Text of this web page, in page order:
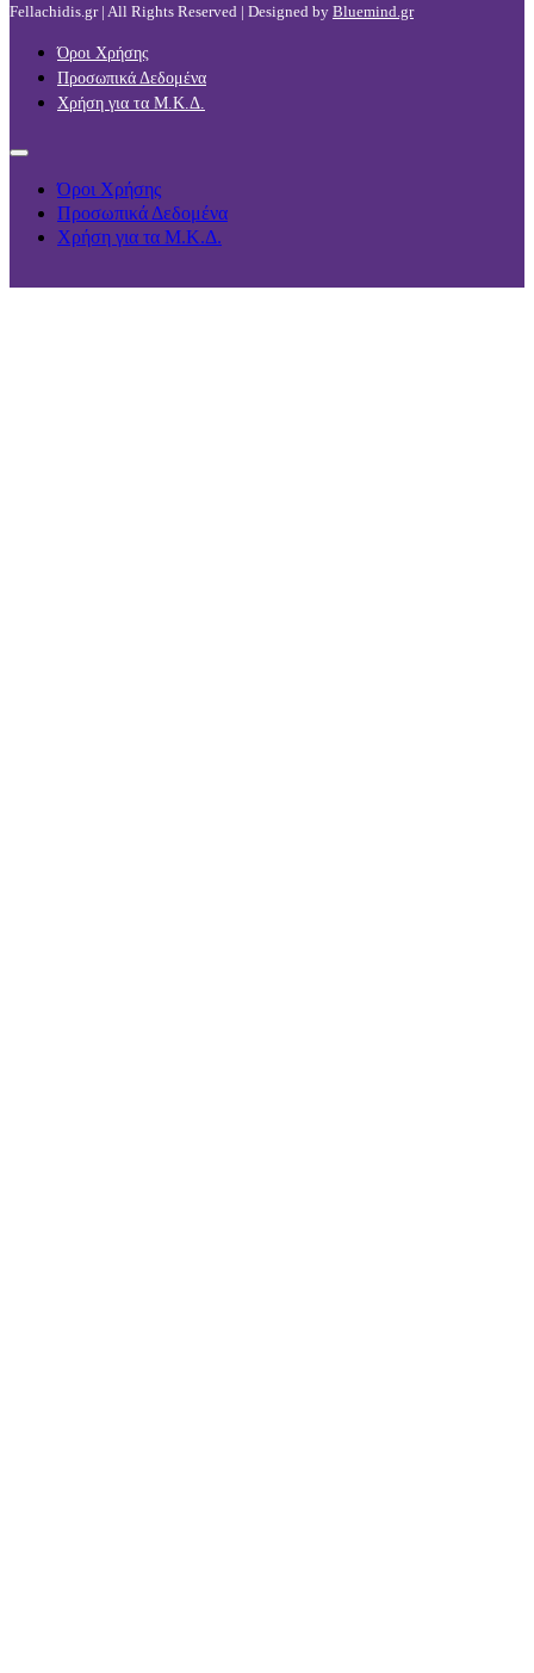
Fellachidis.gr | All Rights Reserved | Designed by Bluemind.gr
Όροι Χρήσης
Προσωπικά Δεδομένα
Χρήση για τα Μ.Κ.Δ.
Όροι Χρήσης
Προσωπικά Δεδομένα
Χρήση για τα Μ.Κ.Δ.